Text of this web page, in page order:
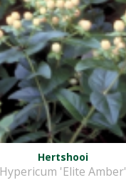
Hertshooi
Hypericum 'Elite Amber'